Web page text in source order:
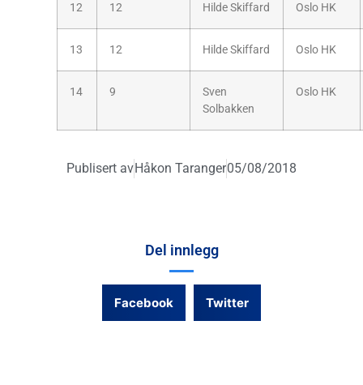
12 12 Hilde Skiffard Oslo HK
13 12 Hilde Skiffard Oslo HK
14 9
Sven
Solbakken
Oslo HK
Publisert avHåkon Taranger05/08/2018
Del innlegg
Facebook Twitter